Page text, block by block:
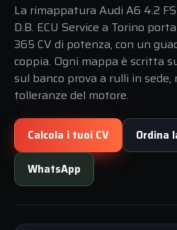
La rimappatura Audi A6 4.2
D.B. ECU Service a Torino
365 CV di potenza, con un
coppia. Ogni mappa è scritta
sul banco prova a rulli in
tolleranze del motore.
Calcola i tuoi CV Ordina
WhatsApp